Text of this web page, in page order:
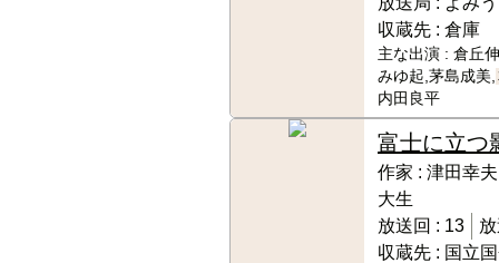
収蔵先 : 倉庫
主な出演 : 倉丘
みゆ起,茅島成美,
内田良平
富士に立つ
作家 : 津田幸
大生
放送回 : 13
収蔵先 : 国立